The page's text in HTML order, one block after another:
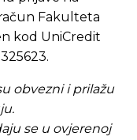
Fakulteta
kod UniCredit
obvezni i prilažu
se u ovjerenoj